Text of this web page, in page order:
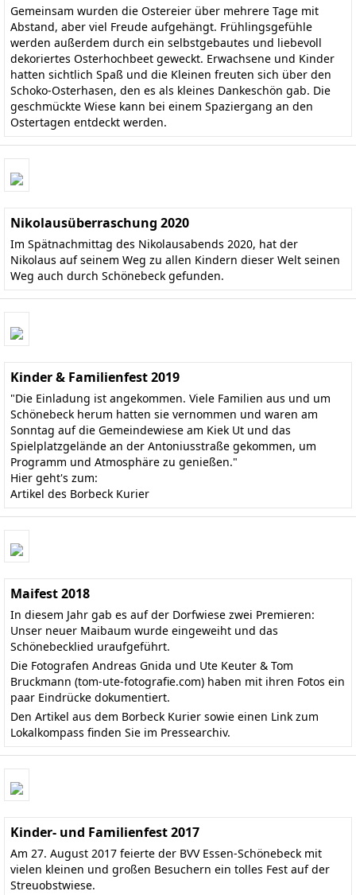
Gemeinsam wurden die Ostereier über mehrere Tage mit
Abstand, aber viel Freude aufgehängt. Frühlingsgefühle
werden außerdem durch ein selbstgebautes und liebevoll
dekoriertes Osterhochbeet geweckt. Erwachsene und Kinder
hatten sichtlich Spaß und die Kleinen freuten sich über den
Schoko-Osterhasen, den es als kleines Dankeschön gab. Die
geschmückte Wiese kann bei einem Spaziergang an den
Ostertagen entdeckt werden.
Nikolausüberraschung 2020
Im Spätnachmittag des Nikolausabends 2020, hat der
Nikolaus auf seinem Weg zu allen Kindern dieser Welt seinen
Weg auch durch Schönebeck gefunden.
Kinder & Familienfest 2019
"Die Einladung ist angekommen. Viele Familien aus und um
Schönebeck herum hatten sie vernommen und waren am
Sonntag auf die Gemeindewiese am Kiek Ut und das
Spielplatzgelände an der Antoniusstraße gekommen, um
Programm und Atmosphäre zu genießen."
Hier geht's zum:
Artikel des Borbeck Kurier
Maifest 2018
In diesem Jahr gab es auf der Dorfwiese zwei Premieren:
Unser neuer Maibaum wurde eingeweiht und das
Schönebecklied uraufgeführt.
Die Fotografen Andreas Gnida und Ute Keuter & Tom
Bruckmann (tom-ute-fotografie.com) haben mit ihren Fotos ein
paar Eindrücke dokumentiert.
Den Artikel aus dem Borbeck Kurier sowie einen Link zum
Lokalkompass finden Sie im Pressearchiv.
Kinder- und Familienfest 2017
Am 27. August 2017 feierte der BVV Essen-Schönebeck mit
vielen kleinen und großen Besuchern ein tolles Fest auf der
Streuobstwiese.